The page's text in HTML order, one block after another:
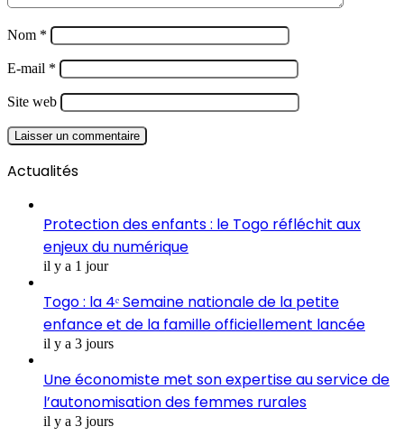
Nom *
E-mail *
Site web
Actualités
Protection des enfants : le Togo réfléchit aux
enjeux du numérique
il y a 1 jour
Togo : la 4ᵉ Semaine nationale de la petite
enfance et de la famille officiellement lancée
il y a 3 jours
Une économiste met son expertise au service de
l’autonomisation des femmes rurales
il y a 3 jours